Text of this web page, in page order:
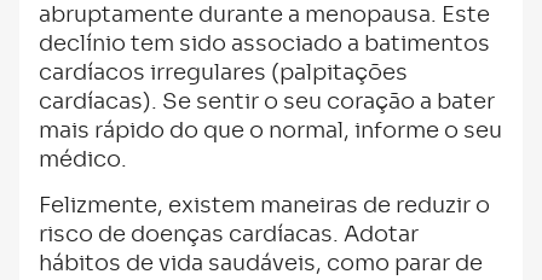
abruptamente durante a menopausa. Este
declínio tem sido associado a batimentos
cardíacos irregulares (palpitações
cardíacas). Se sentir o seu coração a bater
mais rápido do que o normal, informe o seu
médico.
Felizmente, existem maneiras de reduzir o
risco de doenças cardíacas. Adotar
hábitos de vida saudáveis, como parar de